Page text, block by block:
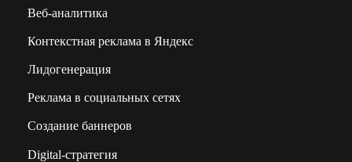
Веб-аналитика
Контекстная реклама в Яндекс
Лидогенерация
Реклама в социальных сетях
Создание баннеров
Digital-стратегия